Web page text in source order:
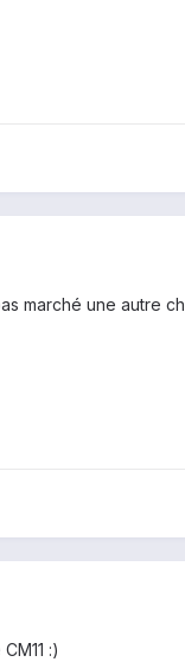
marché une autre
:)